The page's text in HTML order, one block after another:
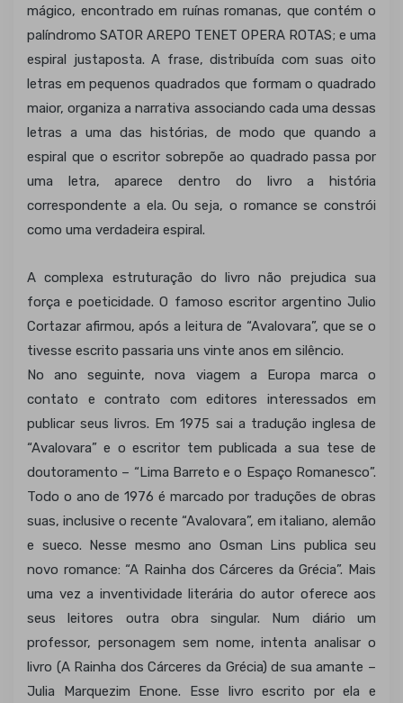
mágico, encontrado em ruínas romanas, que contém o
palíndromo SATOR AREPO TENET OPERA ROTAS; e uma
espiral justaposta. A frase, distribuída com suas oito
letras em pequenos quadrados que formam o quadrado
maior, organiza a narrativa associando cada uma dessas
letras a uma das histórias, de modo que quando a
espiral que o escritor sobrepõe ao quadrado passa por
uma letra, aparece dentro do livro a história
correspondente a ela. Ou seja, o romance se constrói
como uma verdadeira espiral.
A complexa estruturação do livro não prejudica sua
força e poeticidade. O famoso escritor argentino Julio
Cortazar afirmou, após a leitura de “Avalovara”, que se o
tivesse escrito passaria uns vinte anos em silêncio.
No ano seguinte, nova viagem a Europa marca o
contato e contrato com editores interessados em
publicar seus livros. Em 1975 sai a tradução inglesa de
“Avalovara” e o escritor tem publicada a sua tese de
doutoramento – “Lima Barreto e o Espaço Romanesco”.
Todo o ano de 1976 é marcado por traduções de obras
suas, inclusive o recente “Avalovara”, em italiano, alemão
e sueco. Nesse mesmo ano Osman Lins publica seu
novo romance: “A Rainha dos Cárceres da Grécia”. Mais
uma vez a inventividade literária do autor oferece aos
seus leitores outra obra singular. Num diário um
professor, personagem sem nome, intenta analisar o
livro (A Rainha dos Cárceres da Grécia) de sua amante –
Julia Marquezim Enone. Esse livro escrito por ela e